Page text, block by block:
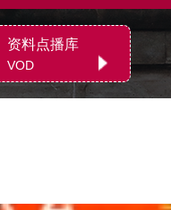
资料点播库
VOD